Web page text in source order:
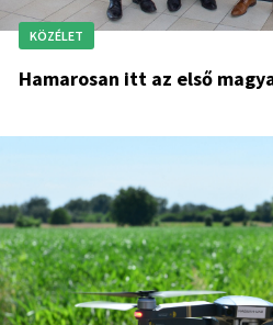
KÖZÉLET
Hamarosan itt az első